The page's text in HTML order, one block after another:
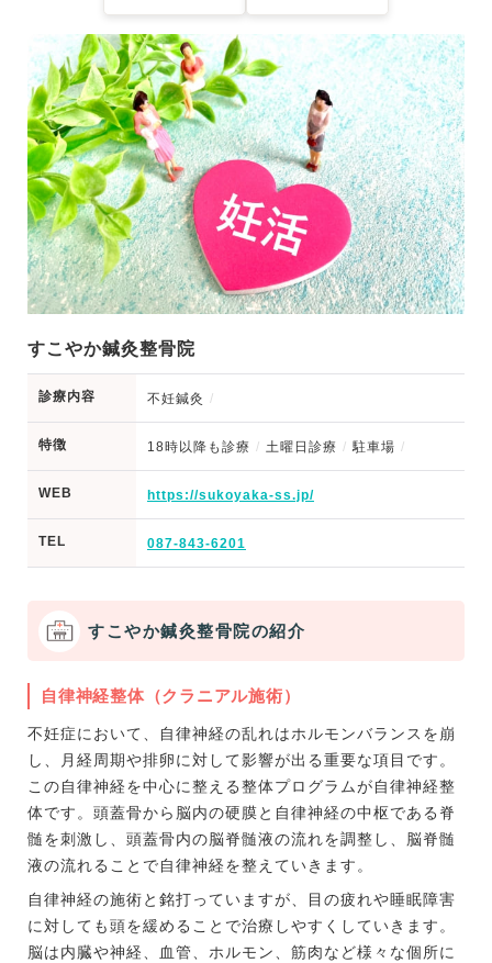
すこやか鍼灸整骨院
診療内容 不妊鍼灸
特徴 18時以降も診療 土曜日診療 駐車場
WEB https://sukoyaka-ss.jp/
TEL 087-843-6201
すこやか鍼灸整骨院の紹介
自律神経整体（クラニアル施術）
不妊症において、自律神経の乱れはホルモンバランスを崩
し、月経周期や排卵に対して影響が出る重要な項目です。
この自律神経を中心に整える整体プログラムが自律神経整
体です。頭蓋骨から脳内の硬膜と自律神経の中枢である脊
髄を刺激し、頭蓋骨内の脳脊髄液の流れを調整し、脳脊髄
液の流れることで自律神経を整えていきます。
自律神経の施術と銘打っていますが、目の疲れや睡眠障害
に対しても頭を緩めることで治療しやすくしていきます。
脳は内臓や神経、血管、ホルモン、筋肉など様々な個所に